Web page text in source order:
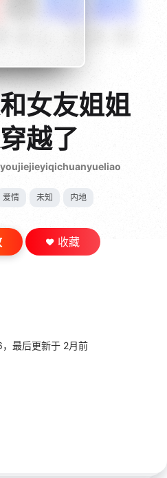
女友姐姐
越了
爱情 未知 内地
收藏
最后更新于 2月前